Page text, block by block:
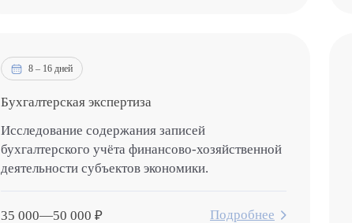
8 – 16 дней
Бухгалтерская экспертиза
Исследование содержания записей
бухгалтерского учёта финансово-хозяйственной
деятельности субъектов экономики.
35 000—50 000 ₽ Подробнее